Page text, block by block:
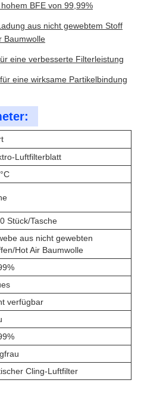
BFE von 99,99%
aus nicht gewebtem Stoff
Baumwolle
eine verbesserte Filterleistung
eine wirksame Partikelbindung
Luftfilterblatt
Stück/Tasche
aus nicht gewebten
Hot Air Baumwolle
verfügbar
Cling-Luftfilter